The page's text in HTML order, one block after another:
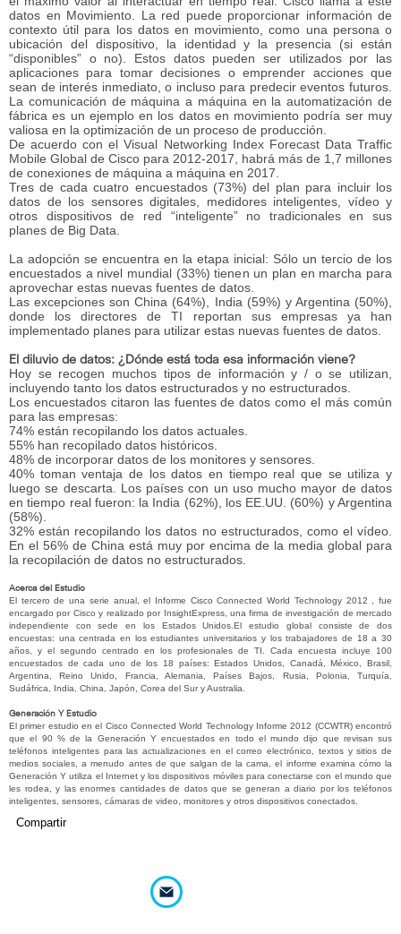
datos en Movimiento. La red puede proporcionar información de
contexto útil para los datos en movimiento, como una persona o
ubicación del dispositivo, la identidad y la presencia (si están
“disponibles” o no). Estos datos pueden ser utilizados por las
aplicaciones para tomar decisiones o emprender acciones que
sean de interés inmediato, o incluso para predecir eventos futuros.
La comunicación de máquina a máquina en la automatización de
fábrica es un ejemplo en los datos en movimiento podría ser muy
valiosa en la optimización de un proceso de producción.
De acuerdo con el Visual Networking Index Forecast Data Traffic
Mobile Global de Cisco para 2012-2017, habrá más de 1,7 millones
de conexiones de máquina a máquina en 2017.
Tres de cada cuatro encuestados (73%) del plan para incluir los
datos de los sensores digitales, medidores inteligentes, vídeo y
otros dispositivos de red “inteligente” no tradicionales en sus
planes de Big Data.
La adopción se encuentra en la etapa inicial: Sólo un tercio de los
encuestados a nivel mundial (33%) tienen un plan en marcha para
aprovechar estas nuevas fuentes de datos.
Las excepciones son China (64%), India (59%) y Argentina (50%),
donde los directores de TI reportan sus empresas ya han
implementado planes para utilizar estas nuevas fuentes de datos.
El diluvio de datos: ¿Dónde está toda esa información viene?
Hoy se recogen muchos tipos de información y / o se utilizan,
incluyendo tanto los datos estructurados y no estructurados.
Los encuestados citaron las fuentes de datos como el más común
para las empresas:
74% están recopilando los datos actuales.
55% han recopilado datos históricos.
48% de incorporar datos de los monitores y sensores.
40% toman ventaja de los datos en tiempo real que se utiliza y
luego se descarta. Los países con un uso mucho mayor de datos
en tiempo real fueron: la India (62%), los EE.UU. (60%) y Argentina
(58%).
32% están recopilando los datos no estructurados, como el vídeo.
En el 56% de China está muy por encima de la media global para
la recopilación de datos no estructurados.
Acerca del Estudio
El tercero de una serie anual, el Informe Cisco Connected World Technology 2012 , fue
encargado por Cisco y realizado por InsightExpress, una firma de investigación de mercado
independiente con sede en los Estados Unidos.El estudio global consiste de dos
encuestas: una centrada en los estudiantes universitarios y los trabajadores de 18 a 30
años, y el segundo centrado en los profesionales de TI. Cada encuesta incluye 100
encuestados de cada uno de los 18 países: Estados Unidos, Canadá, México, Brasil,
Argentina, Reino Unido, Francia, Alemania, Países Bajos, Rusia, Polonia, Turquía,
Sudáfrica, India, China, Japón, Corea del Sur y Australia.
Generación Y Estudio
El primer estudio en el Cisco Connected World Technology Informe 2012 (CCWTR) encontró
que el 90 % de la Generación Y encuestados en todo el mundo dijo que revisan sus
teléfonos inteligentes para las actualizaciones en el correo electrónico, textos y sitios de
medios sociales, a menudo antes de que salgan de la cama, el informe examina cómo la
Generación Y utiliza el Internet y los dispositivos móviles para conectarse con el mundo que
les rodea, y las enormes cantidades de datos que se generan a diario por los teléfonos
inteligentes, sensores, cámaras de video, monitores y otros dispositivos conectados.
Compartir